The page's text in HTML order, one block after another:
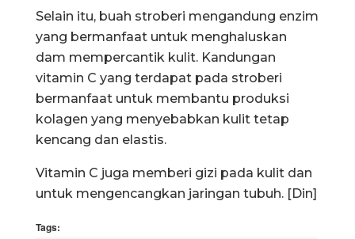
Selain itu, buah stroberi mengandung enzim
yang bermanfaat untuk menghaluskan
dam mempercantik kulit. Kandungan
vitamin C yang terdapat pada stroberi
bermanfaat untuk membantu produksi
kolagen yang menyebabkan kulit tetap
kencang dan elastis.
Vitamin C juga memberi gizi pada kulit dan
untuk mengencangkan jaringan tubuh. [Din]
Tags: